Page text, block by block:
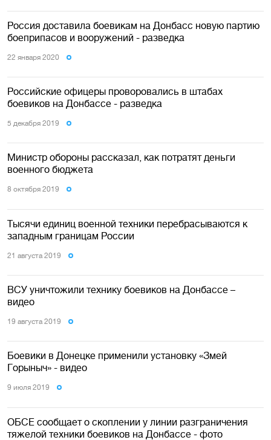
Россия доставила боевикам на Донбасс новую партию
боеприпасов и вооружений - разведка
22 января 2020
Российские офицеры проворовались в штабах
боевиков на Донбассе - разведка
5 декабря 2019
Министр обороны рассказал, как потратят деньги
военного бюджета
8 октября 2019
Тысячи единиц военной техники перебрасываются к
западным границам России
21 августа 2019
ВСУ уничтожили технику боевиков на Донбассе –
видео
19 августа 2019
Боевики в Донецке применили установку «Змей
Горыныч» - видео
9 июля 2019
ОБСЕ сообщает о скоплении у линии разграничения
тяжелой техники боевиков на Донбассе - фото